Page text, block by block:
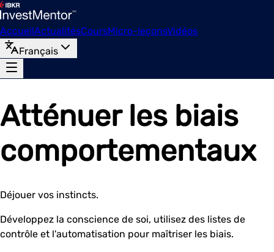
AccueilActualitésCoursMicro-leçonsVidéos
Français
Atténuer les biais
comportementaux
Déjouer vos instincts.
Développez la conscience de soi, utilisez des listes de
contrôle et l'automatisation pour maîtriser les biais.